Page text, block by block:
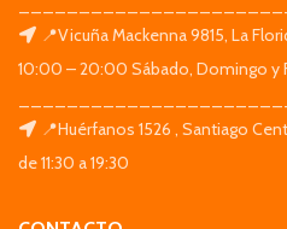
📍Vicuña Mackenna 9815, La
10:00 – 20:00 Sábado, Domingo y
📍Huérfanos 1526 , Santiago
de 11:30 a 19:30